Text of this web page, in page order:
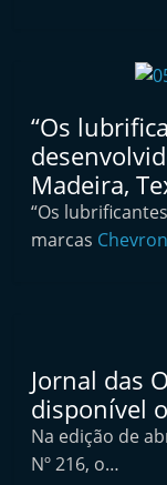
“Os
Madeira,
“Os
marcas Chevron
Jornal das
disponível
Na edição de
Nº 216, o…